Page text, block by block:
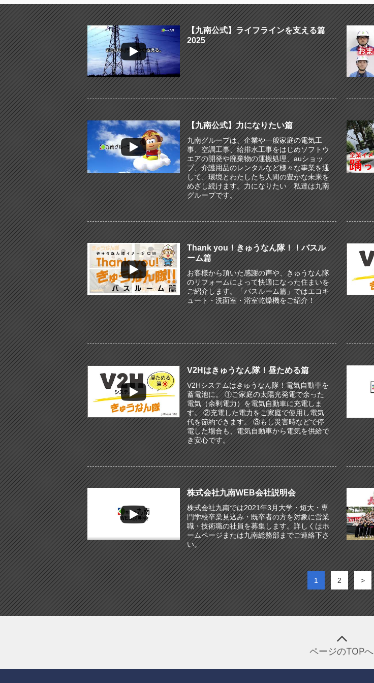
【九南公式】ライフラインを支える篇
2025
【九南公式】力になりたい篇
九南グループは、企業や一般家庭の電気工
事、空調工事、給排水工事をはじめソフトウ
エアの開発や廃棄物の運搬処理、auショッ
プ、介護用品のレンタルなど様々な事業を通
して、環境とわたしたち人間の豊かな未来を
めざし続けます。力になりたい 私達は九南
グループです。
Thank you！きゅうなん隊！！バスル
ーム篇
お客様から頂いた感謝の声や、きゅうなん隊
のリフォームによって快適になった住まいを
ご紹介します。「バスルーム篇」ではエコキ
ュート・洗面室・浴室乾燥機をご紹介！
V2Hはきゅうなん隊！昼ためる篇
V2Hシステムはきゅうなん隊！電気自動車を
蓄電池に。 ①ご家庭の太陽光発電で余った
電気（余剰電力）を電気自動車に充電しま
す。 ②充電した電力をご家庭で使用し電気
代を節約できます。 ③もし災害時などで停
電した場合も、電気自動車から電気を供給で
き安心です。
株式会社九南WEB会社説明会
株式会社九南では2021年3月大学・短大・専
門学校卒業見込み・既卒者の方を対象に営業
職・技術職の社員を募集します。詳しくはホ
ームページまたは九南総務部までご連絡下さ
い。
1 2 >
ページのTOPへ